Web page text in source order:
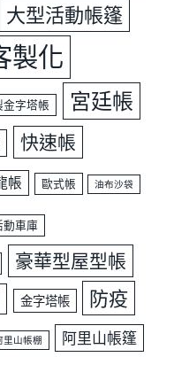
大型活動帳篷
製化
金字塔帳 宮廷帳
快速帳
帳 歐式帳 油布沙袋
動車庫
豪華型屋型帳
金字塔帳 防疫
里山帳棚 阿里山帳篷